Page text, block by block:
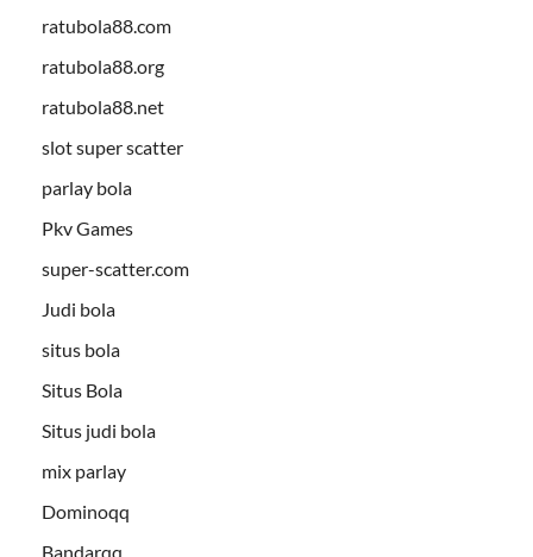
ratubola88.com
ratubola88.org
ratubola88.net
slot super scatter
parlay bola
Pkv Games
super-scatter.com
Judi bola
situs bola
Situs Bola
Situs judi bola
mix parlay
Dominoqq
Bandarqq